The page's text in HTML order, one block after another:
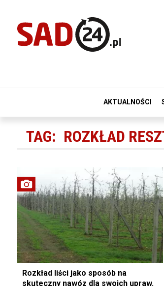
AKTUALNOŚCI
TAG: ROZKŁAD
Rozkład liści jako sposób na
skuteczny nawóz dla swoich upraw.